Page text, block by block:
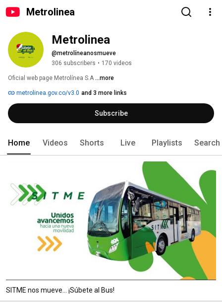
Metrolinea
Metrolinea
@metrolíneanosmueve
306 subscribers • 170 videos
Oficial web page Metrolínea S.A ...more
metrolinea.gov.co/v3.0 and 3 more links
Subscribe
Home Videos Shorts Live Playlists Search
SITME nos mueve... ¡Súbete al Bus!